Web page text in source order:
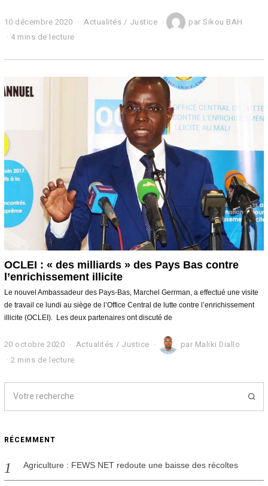
10 décembre 2020
d
e
0
Actualités / Justice parSikou BAH
4 mins de lecture
OCLEI : « des milliards » des Pays Bas contre
l’enrichissement illicite
Le nouvel Ambassadeur des Pays-Bas, Marchel Gerrman, a effectué une visite
de travail ce lundi au siège de l’Office Central de lutte contre l’enrichissement
illicite (OCLEI). Les deux partenaires ont discuté de
20 octobre 2020
o
o
b
2
Actualités / Justice par Maliki Diallo
2 mins de lecture
RÉCEMMENT
Agriculture : FEWS NET redoute une baisse des récoltes